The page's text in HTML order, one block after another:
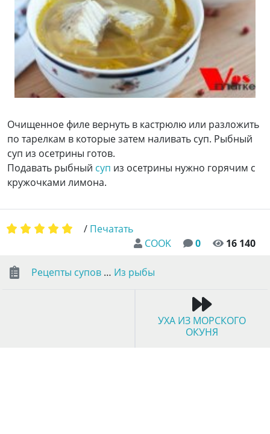
Очищенное филе вернуть в кастрюлю или разложить
по тарелкам в которые затем наливать суп. Рыбный
суп из осетрины готов.
Подавать рыбный суп из осетрины нужно горячим с
кружочками лимона.
COOK 0 16 140
/ Печатать
Рецепты супов … Из рыбы
УХА ИЗ МОРСКОГО
ОКУНЯ